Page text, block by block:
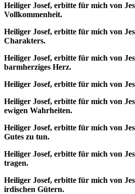
Heiliger Josef, erbitte für mich von
Vollkommenheit.
Heiliger Josef, erbitte für mich von
Charakters.
Heiliger Josef, erbitte für mich von
barmherziges Herz.
Heiliger Josef, erbitte für mich von
Heiliger Josef, erbitte für mich von
ewigen Wahrheiten.
Heiliger Josef, erbitte für mich von
Gutes zu tun.
Heiliger Josef, erbitte für mich von
tragen.
Heiliger Josef, erbitte für mich von
irdischen Gütern.